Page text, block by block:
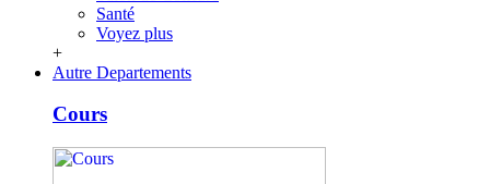
Santé
Voyez plus
+
Autre Departements
Cours